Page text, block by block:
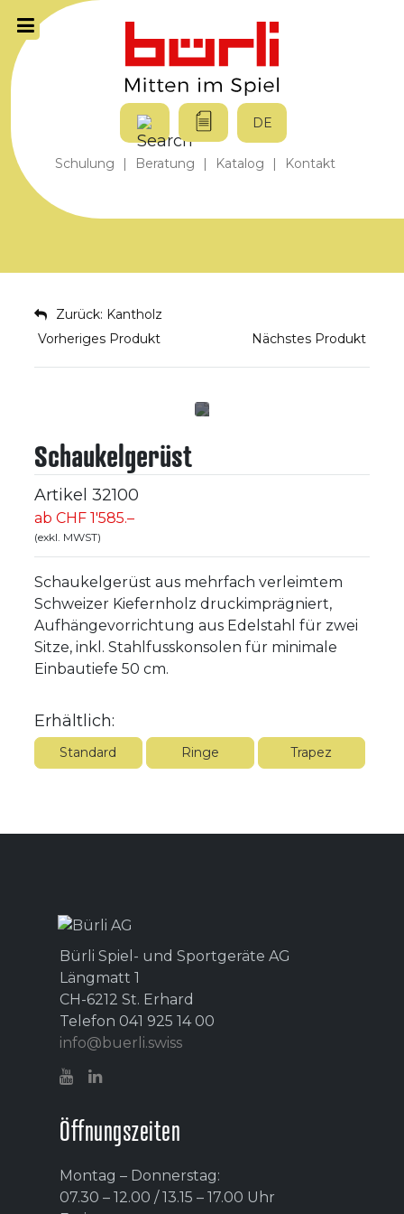
Schulung | Beratung | Katalog | Kontakt
DE
Zurück: Kantholz
Vorheriges Produkt
Nächstes Produkt
Schaukelgerüst
Artikel 32100
ab CHF 1'585.–
(exkl. MWST)
Schaukelgerüst aus mehrfach verleimtem
Schweizer Kiefernholz druckimprägniert,
Aufhängevorrichtung aus Edelstahl für zwei
Sitze, inkl. Stahlfusskonsolen für minimale
Einbautiefe 50 cm.
Erhältlich:
Standard Ringe Trapez
Bürli Spiel- und Sportgeräte AG
Längmatt 1
CH-6212 St. Erhard
Telefon 041 925 14 00
info@buerli.swiss
Öffnungszeiten
Montag – Donnerstag:
07.30 – 12.00 / 13.15 – 17.00 Uhr